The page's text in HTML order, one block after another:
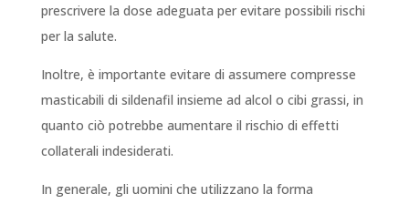
prescrivere la dose adeguata per evitare possibili rischi
per la salute.
Inoltre, è importante evitare di assumere compresse
masticabili di sildenafil insieme ad alcol o cibi grassi, in
quanto ciò potrebbe aumentare il rischio di effetti
collaterali indesiderati.
In generale, gli uomini che utilizzano la forma